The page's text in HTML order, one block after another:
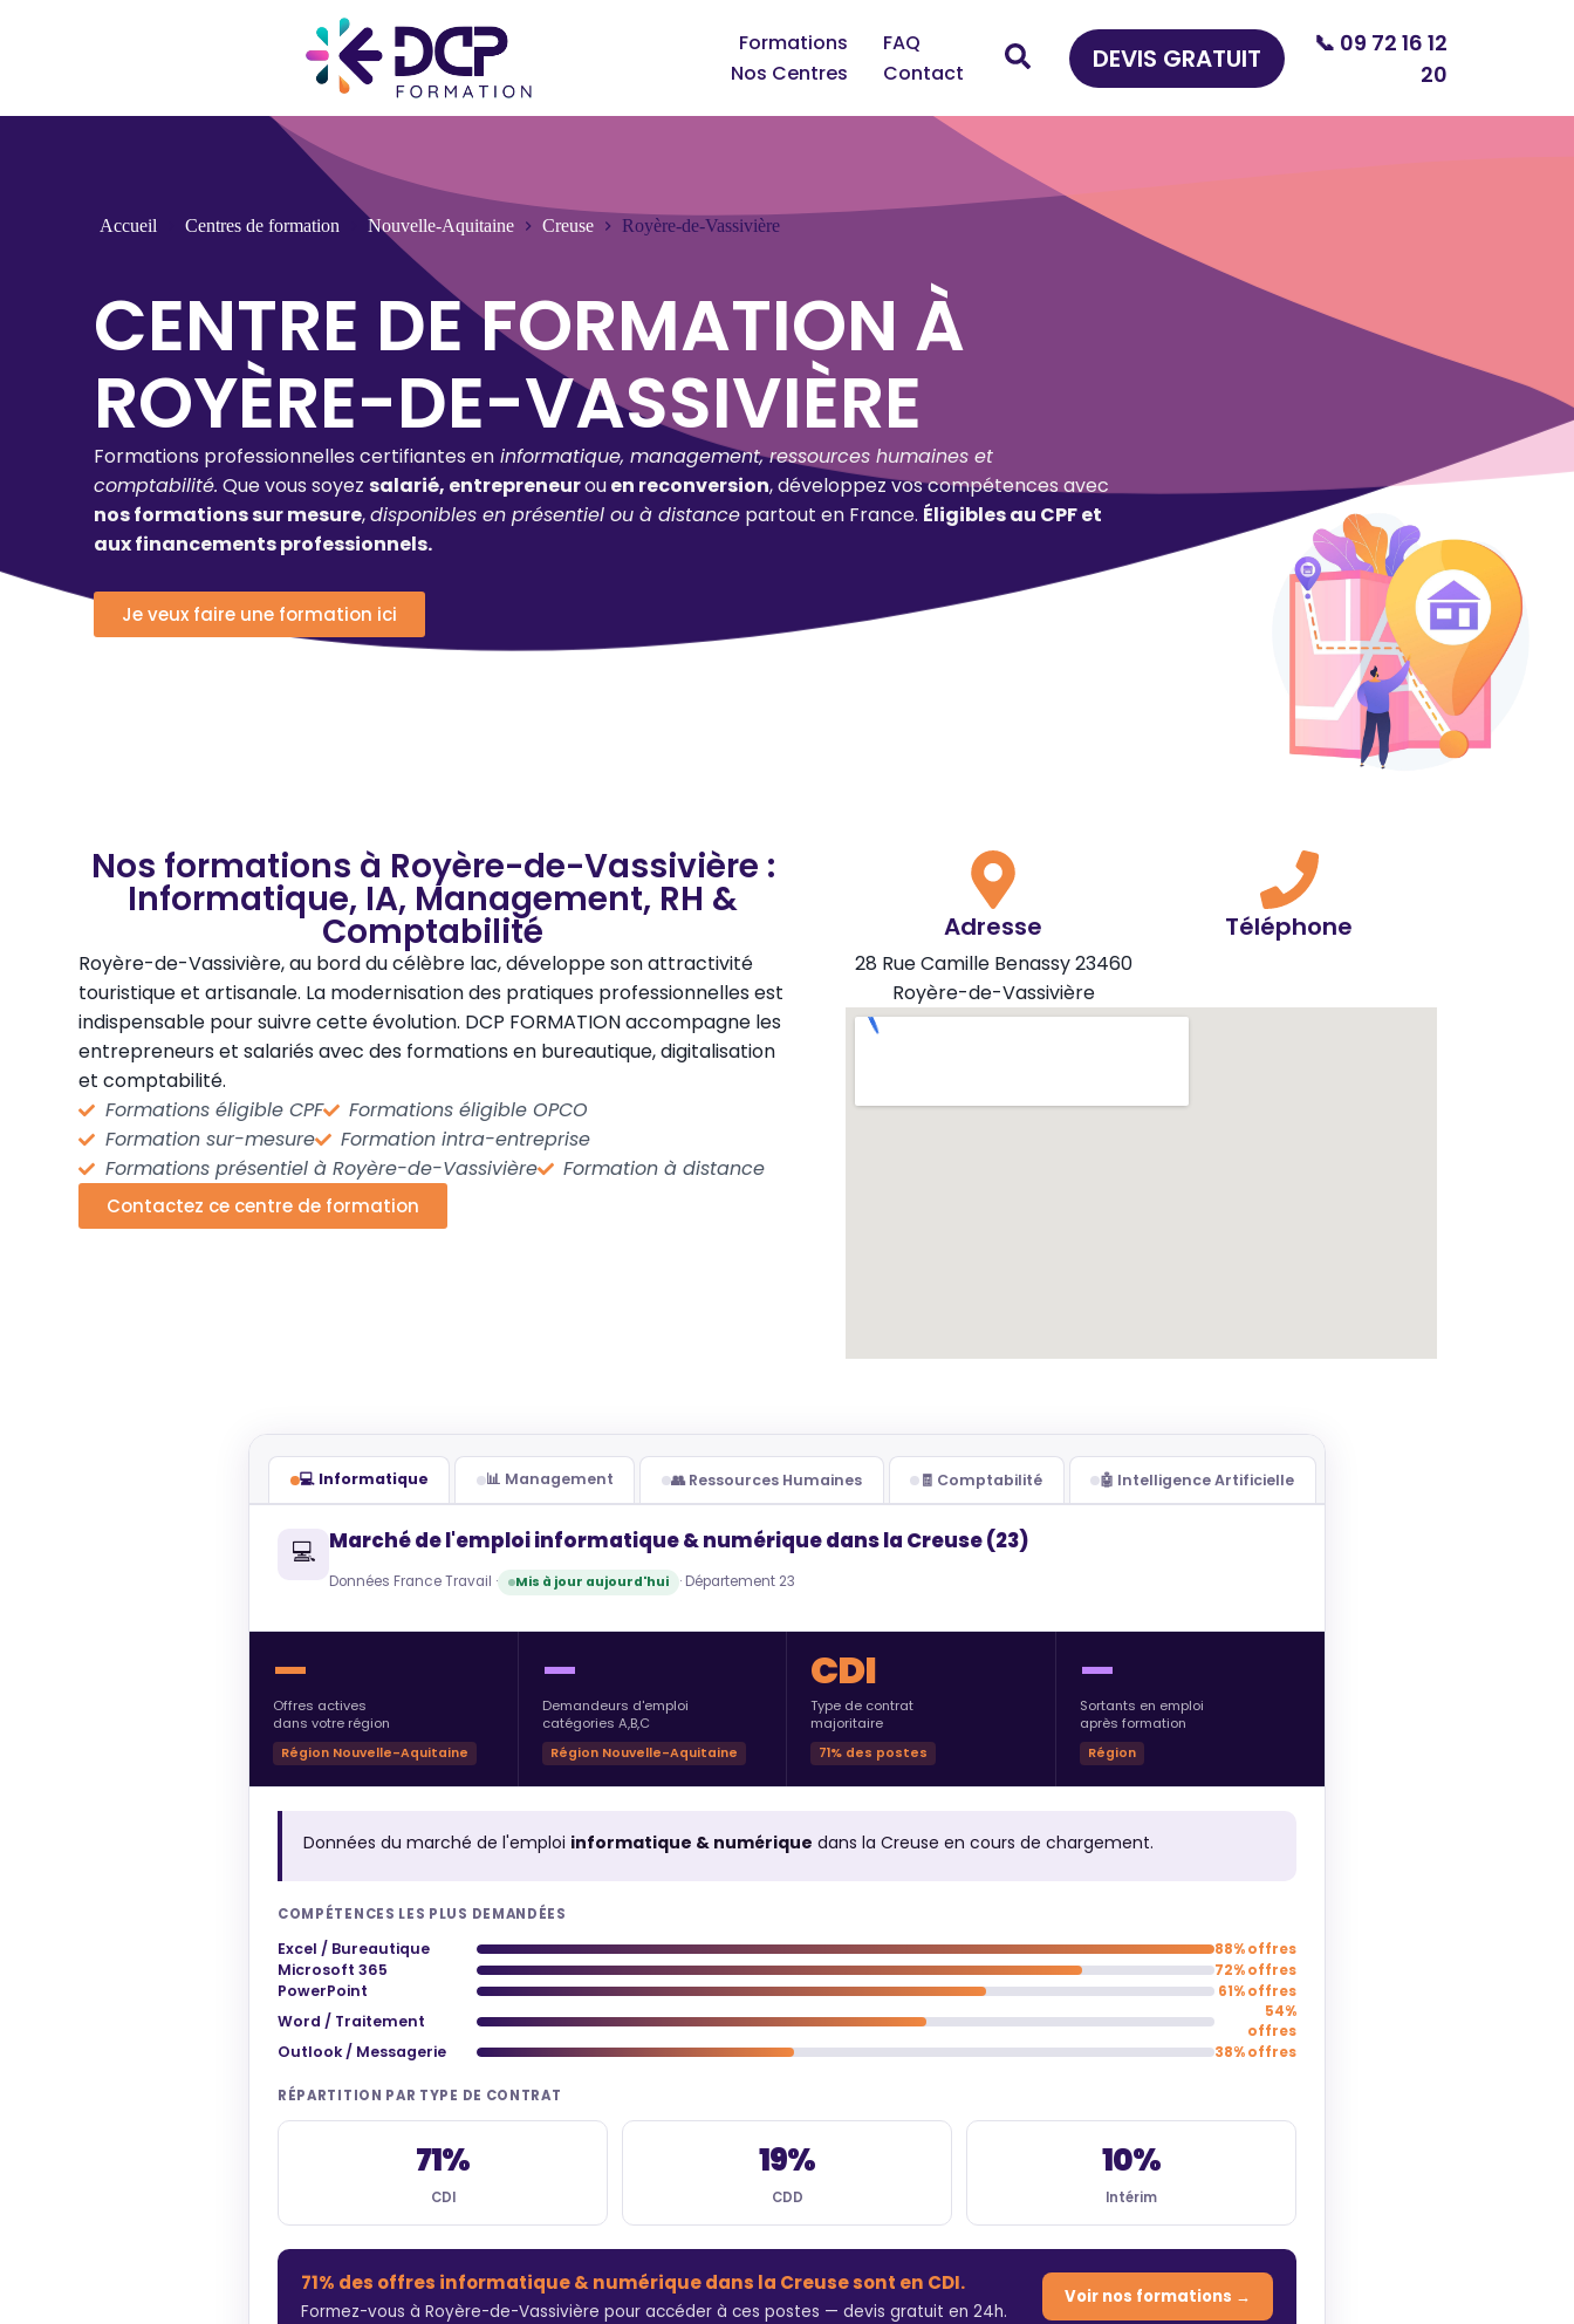
Formations
FAQ
Nos Centres
Contact DEVIS GRATUIT
📞 09 72 16 12
20
Accueil Centres de formation Nouvelle-Aquitaine Creuse Royère-de-Vassivière
CENTRE DE FORMATION À
ROYÈRE-DE-VASSIVIÈRE
Formations professionnelles certifiantes en informatique, management, ressources humaines et
comptabilité. Que vous soyez salarié, entrepreneurouen reconversion, développez vos compétences avec
nos formations sur mesure,disponibles en présentiel ou à distance partout en France. Éligibles au CPF et
aux financements professionnels.
Je veux faire une formation ici
Nos formations à Royère-de-Vassivière :
Informatique, IA, Management, RH &
Comptabilité
Royère-de-Vassivière, au bord du célèbre lac, développe son attractivité
touristique et artisanale. La modernisation des pratiques professionnelles est
indispensable pour suivre cette évolution. DCP FORMATION accompagne les
entrepreneurs et salariés avec des formations en bureautique, digitalisation
et comptabilité.
Formations éligible CPF
Formations éligible OPCO
Formation sur-mesure
Formation intra-entreprise
Formations présentiel à Royère-de-Vassivière
Formation à distance
Contactez ce centre de formation
Adresse
28 Rue Camille Benassy 23460
Royère-de-Vassivière
Téléphone
💻 Informatique 📊 Management 👥 Ressources Humaines 🧾 Comptabilité 🤖 Intelligence Artificielle
💻 Marché de l'emploi informatique & numérique dans la Creuse (23)
Données France Travail · Mis à jour aujourd'hui · Département 23
—
Offres actives
dans votre région
Région Nouvelle-Aquitaine
—
Demandeurs d'emploi
catégories A,B,C
Région Nouvelle-Aquitaine
CDI
Type de contrat
majoritaire
71% des postes
—
Sortants en emploi
après formation
Région
Données du marché de l'emploi informatique & numérique dans la Creuse en cours de chargement.
COMPÉTENCES LES PLUS DEMANDÉES
Excel / Bureautique 88% offres
Microsoft 365 72% offres
PowerPoint 61% offres
Word / Traitement
54%
offres
Outlook / Messagerie 38% offres
RÉPARTITION PAR TYPE DE CONTRAT
71%
CDI
19%
CDD
10%
Intérim
71% des offres informatique & numérique dans la Creuse sont en CDI.
Formez-vous à Royère-de-Vassivière pour accéder à ces postes — devis gratuit en 24h.
Voir nos formations →